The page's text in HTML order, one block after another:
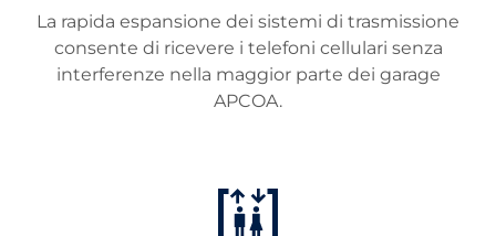
La rapida espansione dei sistemi di trasmissione
consente di ricevere i telefoni cellulari senza
interferenze nella maggior parte dei garage
APCOA.